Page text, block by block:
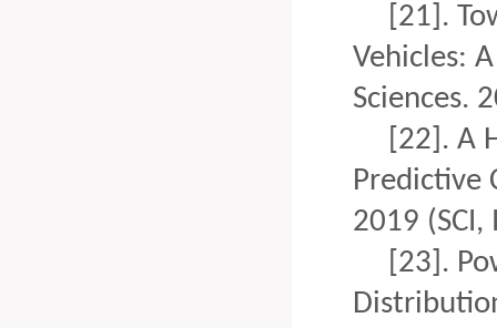
[21].
Vehicles:
Sciences.
[22]. A
Predictive
2019 (SCI,
[23].